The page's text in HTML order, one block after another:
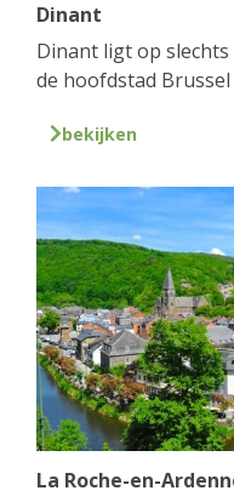
Dinant
Dinant ligt op
de hoofdstad Brussel
bekijken
La Roche-en-